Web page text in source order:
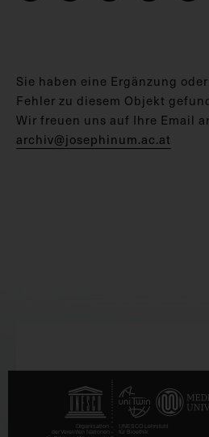
Sie haben eine Ergänzung
Fehler zu diesem Objekt
Wir freuen uns auf Ihre Email
archiv@josephinum.ac.at